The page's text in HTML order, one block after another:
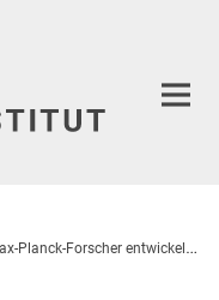
entwickeln Minimalsystem